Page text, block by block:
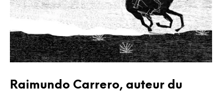
Raimundo Carrero, auteur du